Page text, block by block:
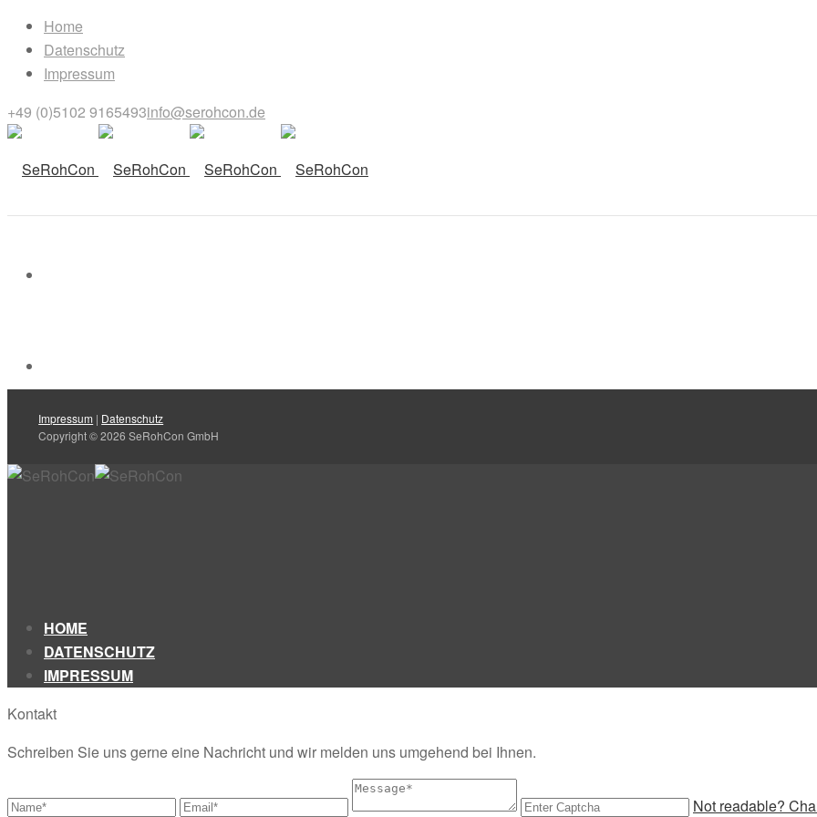
Home
Datenschutz
Impressum
+49 (0)5102 9165493info@serohcon.de
Impressum | Datenschutz
Copyright © 2026 SeRohCon GmbH
HOME
DATENSCHUTZ
IMPRESSUM
Kontakt
Schreiben Sie uns gerne eine Nachricht und wir melden uns umgehend bei Ihnen.
Not readable?